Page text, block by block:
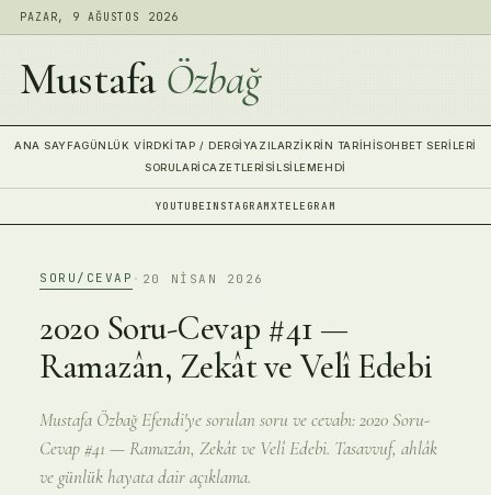
PAZAR, 9 AĞUSTOS 2026
Mustafa Özbağ
ANA SAYFAGÜNLÜK VIRDKITAP / DERGIYAZILARZIKRIN TARIHISOHBET SERILERI
SORULARİCAZETLERISILSILEMEHDI
YOUTUBEINSTAGRAMXTELEGRAM
SORU/CEVAP · 20 NISAN 2026
2020 Soru-Cevap #41 —
Ramazân, Zekât ve Velî Edebi
Mustafa Özbağ Efendi'ye sorulan soru ve cevabı: 2020 Soru-
Cevap #41 — Ramazân, Zekât ve Velî Edebi. Tasavvuf, ahlâk
ve günlük hayata dair açıklama.